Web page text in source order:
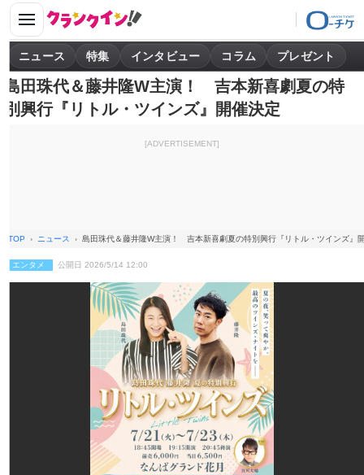
ニュース 特集 インタビュー コラム プレゼント
島田珠代＆藤井隆W主演！ 吉本新喜劇夏の特
別興行『リトル・ツインズ』開催決定
[ADVERTISEMENT]
TOP ニュース 島田珠代＆藤井隆W主演！ 吉本新喜劇夏の特別興行『リトル・ツインズ』
エンタメ 公開日 2026/5/14 12:00